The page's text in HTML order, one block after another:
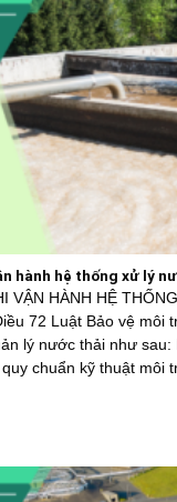
hành hệ thống xử lý
VẬN HÀNH HỆ
72 Luật Bảo vệ môi
lý nước thải như
chuẩn kỹ thuật môi